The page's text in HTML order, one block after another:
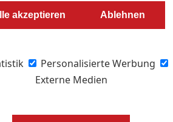
akzeptieren Ablehnen
Personalisierte Werbung
Externe Medien
Redaktion OIZ
Noch bis zum 31. Dezember 2023 ist
und Robin Kalandra, die beiden neuen
appellieren an ihre Kollegen, diese